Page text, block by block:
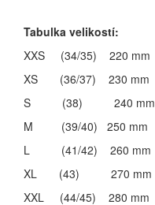
Tabulka velikostí:
XXS (34/35) 220 mm
XS (36/37) 230 mm
S (38) 240 mm
M (39/40) 250 mm
L (41/42) 260 mm
XL (43) 270 mm
XXL (44/45) 280 mm